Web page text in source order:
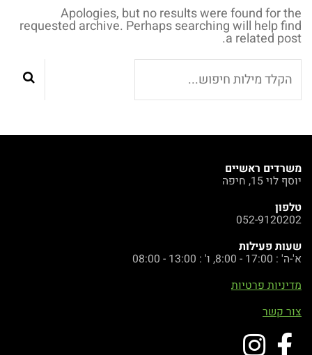
Apologies, but no results were found for the
requested archive. Perhaps searching will help find
a related post.
משרדים ראשיים
יוסף לוי 15, חיפה
טלפון
052-9120202
שעות פעילות
א'-ה' : 17:00 - 8:00, ו' : 13:00 - 08:00
מדיניות פרטיות
צור קשר